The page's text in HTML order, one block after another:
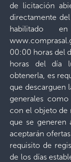
de licitación
directamente
habilitado
00:00 horas del
horas del día
obtenerla, es
que descarguen
generales
con el objeto de
que se generen
aceptarán
requisito de
de los días